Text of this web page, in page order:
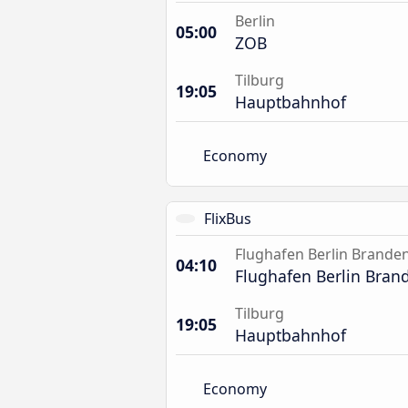
05:00 Berlin
ZOB
19:05 Tilburg
Hauptbahnhof
Economy
FlixBus
04:10 Flughafen Berlin
Flughafen Berlin
19:05 Tilburg
Hauptbahnhof
Economy